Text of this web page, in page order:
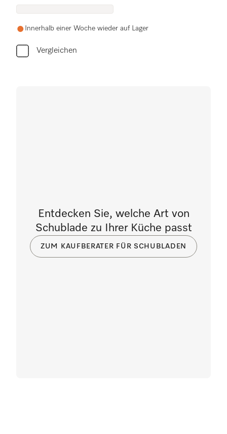
Innerhalb einer Woche wieder auf Lager
Vergleichen
Entdecken Sie, welche Art von
Schublade zu Ihrer Küche passt
ZUM KAUFBERATER FÜR SCHUBLADEN